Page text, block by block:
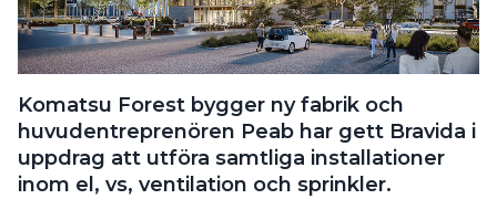
Kontakt
Personuppgifter
SEARCH
Komatsu Forest bygger ny fabrik och
huvudentreprenören Peab har gett Bravida i
uppdrag att utföra samtliga installationer
inom el, vs, ventilation och sprinkler.